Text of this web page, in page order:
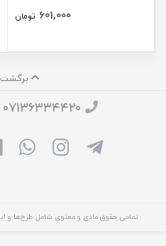
601,000 تومان
برگشت
۰۷۱۳۶۳۳۴۴۲۰ - ۰۹۰۵۵۱۸۰۸۸۷
تمامی حقوق مادی و معنوی شامل طرح‌ها و